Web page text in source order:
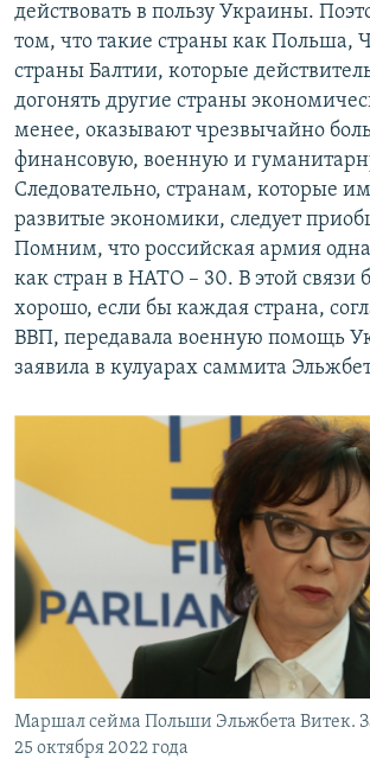
действовать в пользу Украины.
том, что такие страны как Польша,
страны Балтии, которые
догонять другие страны
менее, оказывают чрезвычайно
финансовую, военную и
Следовательно, странам, которые
развитые экономики, следует
Помним, что российская армия
как стран в НАТО – 30. В этой связи
хорошо, если бы каждая страна,
ВВП, передавала военную помощь
заявила в кулуарах саммита
Маршал сейма Польши Эльжбета Витек.
25 октября 2022 года